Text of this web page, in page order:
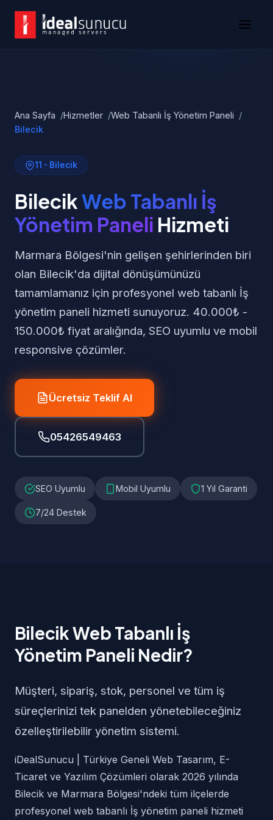
Ana Sayfa Hizmetler
Web Tabanlı İş Yönetim Paneli
Bilecik
11 - Bilecik
BilecikWeb Tabanlı İş
Yönetim Paneli Hizmeti
Marmara Bölgesi'nin gelişen şehirlerinden biri
olan Bilecik'da dijital dönüşümünüzü
tamamlamanız için profesyonel web tabanlı İş
yönetim paneli hizmeti sunuyoruz. 40.000₺ -
150.000₺ fiyat aralığında, SEO uyumlu ve mobil
responsive çözümler.
Ücretsiz Teklif Al
05426549463
SEO Uyumlu Mobil Uyumlu 1 Yıl Garanti
7/24 Destek
Bilecik Web Tabanlı İş
Yönetim Paneli Nedir?
Müşteri, sipariş, stok, personel ve tüm iş
süreçlerinizi tek panelden yönetebileceğiniz
özelleştirilebilir yönetim sistemi.
iDealSunucu | Türkiye Geneli Web Tasarım, E-
Ticaret ve Yazılım Çözümleri olarak 2026 yılında
Bilecik ve Marmara Bölgesi'ndeki tüm ilçelerde
profesyonel web tabanlı İş yönetim paneli hizmeti